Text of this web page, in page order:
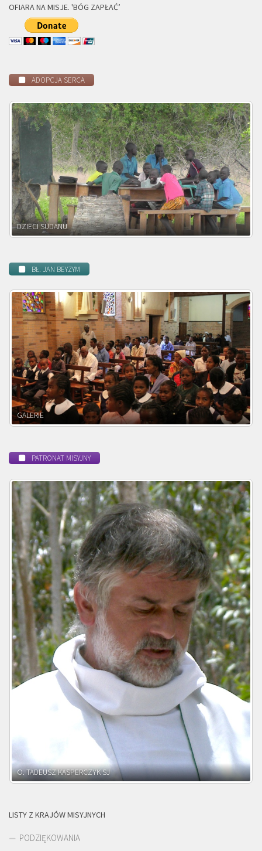
OFIARA NA MISJE. 'BÓG ZAPŁAĆ’
ADOPCJA SERCA
DZIECI ZAMBII
BŁ. JAN BEYZYM
POWOŁANIE MISYJNE
PATRONAT MISYJNY
O. ADNRZEJ LEŚNIARA SJ
LISTY Z KRAJÓW MISYJNYCH
PODZIĘKOWANIA